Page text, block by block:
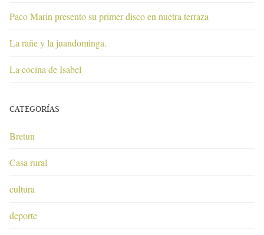
Paco Marin presento su primer disco en nuetra terraza
La rañe y la juandominga.
La cocina de Isabel
CATEGORÍAS
Bretun
Casa rural
cultura
deporte